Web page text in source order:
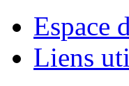
Espace
Liens